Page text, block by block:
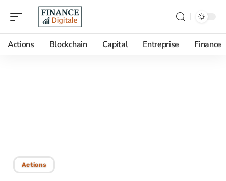
Actions Blockchain Capital Entreprise Finance
Actions